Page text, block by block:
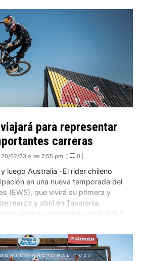
para representar
carreras
02/23 a las 7:55 pm. | 0 |
luego Australia -El rider chileno
en una nueva temporada del
(EWS), que vivirá su primera y
marzo y abril en Tasmania,
estará compitiendo en Red Bull
la serie Latinoamericana de Cerro
[…]